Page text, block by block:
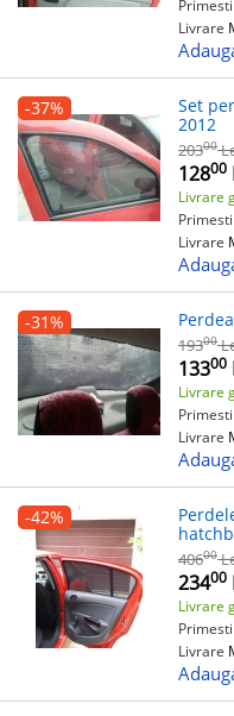
Livrare
-37%
Set
2012
20300
12800
Livrare
Livrare
-31%
19300
13300
Livrare
Livrare
-42%
40600
23400
Livrare
Livrare